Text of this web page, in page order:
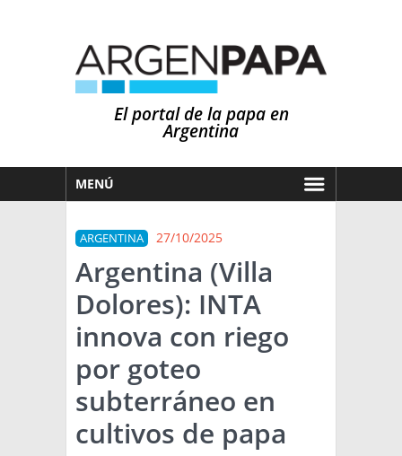
El portal de la papa en
Argentina
MENÚ
MERCADOS
NOTICIAS
EN ESPAÑOL
OTROS IDIOMAS
PRONÓSTICO
LLUVIAS
EL MUNDO
TÉCNICA
ARGENTINA 27/10/2025
Argentina (Villa
Dolores): INTA
innova con riego
por goteo
subterráneo en
cultivos de papa